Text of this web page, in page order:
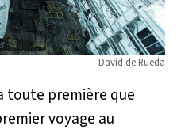
David de Rueda
toute première que
voyage au